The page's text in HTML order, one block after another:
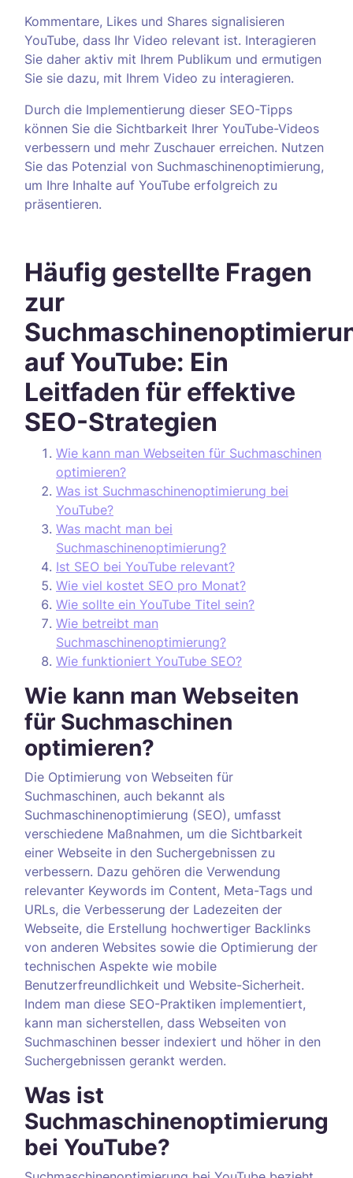
Kommentare, Likes und Shares signalisieren
YouTube, dass Ihr Video relevant ist. Interagieren
Sie daher aktiv mit Ihrem Publikum und ermutigen
Sie sie dazu, mit Ihrem Video zu interagieren.
Durch die Implementierung dieser SEO-Tipps
können Sie die Sichtbarkeit Ihrer YouTube-Videos
verbessern und mehr Zuschauer erreichen. Nutzen
Sie das Potenzial von Suchmaschinenoptimierung,
um Ihre Inhalte auf YouTube erfolgreich zu
präsentieren.
Häufig gestellte Fragen
zur
auf YouTube: Ein
Leitfaden für effektive
SEO-Strategien
Wie kann man Webseiten für Suchmaschinen
optimieren?
Was ist Suchmaschinenoptimierung bei
YouTube?
Was macht man bei
Suchmaschinenoptimierung?
Ist SEO bei YouTube relevant?
Wie viel kostet SEO pro Monat?
Wie sollte ein YouTube Titel sein?
Wie betreibt man
Suchmaschinenoptimierung?
Wie funktioniert YouTube SEO?
Wie kann man Webseiten
für Suchmaschinen
optimieren?
Die Optimierung von Webseiten für
Suchmaschinen, auch bekannt als
Suchmaschinenoptimierung (SEO), umfasst
verschiedene Maßnahmen, um die Sichtbarkeit
einer Webseite in den Suchergebnissen zu
verbessern. Dazu gehören die Verwendung
relevanter Keywords im Content, Meta-Tags und
URLs, die Verbesserung der Ladezeiten der
Webseite, die Erstellung hochwertiger Backlinks
von anderen Websites sowie die Optimierung der
technischen Aspekte wie mobile
Benutzerfreundlichkeit und Website-Sicherheit.
Indem man diese SEO-Praktiken implementiert,
kann man sicherstellen, dass Webseiten von
Suchmaschinen besser indexiert und höher in den
Suchergebnissen gerankt werden.
Was ist
Suchmaschinenoptimierung
bei YouTube?